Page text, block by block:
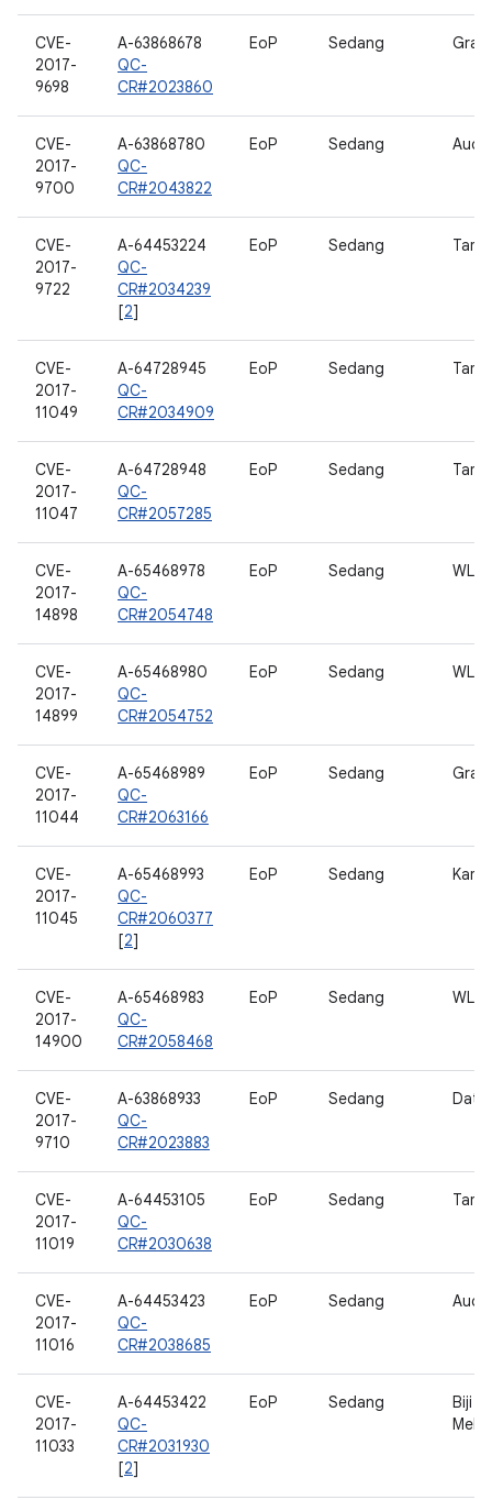
CVE-
2017-
9698
A-63868678
QC-
CR#2023860
EoP Sedang
CVE-
2017-
9700
A-63868780
QC-
CR#2043822
EoP Sedang
CVE-
2017-
9722
A-64453224
QC-
CR#2034239
[2]
EoP Sedang
CVE-
2017-
11049
A-64728945
QC-
CR#2034909
EoP Sedang
CVE-
2017-
11047
A-64728948
QC-
CR#2057285
EoP Sedang
CVE-
2017-
14898
A-65468978
QC-
CR#2054748
EoP Sedang
CVE-
2017-
14899
A-65468980
QC-
CR#2054752
EoP Sedang
CVE-
2017-
11044
A-65468989
QC-
CR#2063166
EoP Sedang
CVE-
2017-
11045
A-65468993
QC-
CR#2060377
[2]
EoP Sedang
CVE-
2017-
14900
A-65468983
QC-
CR#2058468
EoP Sedang
CVE-
2017-
9710
A-63868933
QC-
CR#2023883
EoP Sedang Data
CVE-
2017-
11019
A-64453105
QC-
CR#2030638
EoP Sedang
CVE-
2017-
11016
A-64453423
QC-
CR#2038685
EoP Sedang
CVE-
2017-
11033
A-64453422
QC-
CR#2031930
[2]
EoP Sedang
Biji